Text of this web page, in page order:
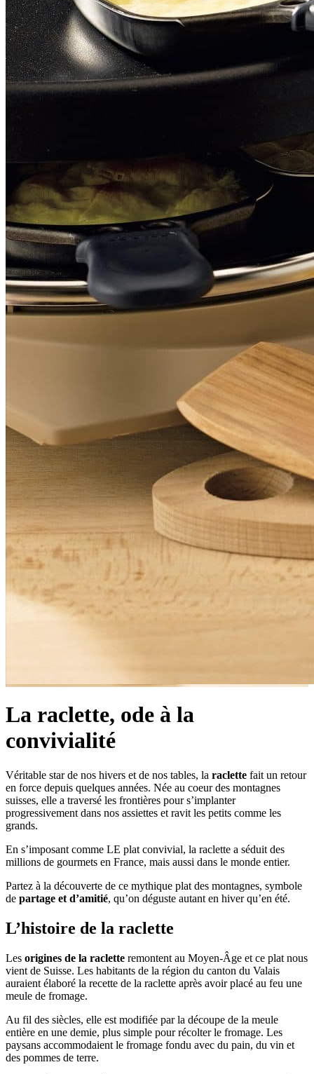
La raclette, ode à la
convivialité
Véritable star de nos hivers et de nos tables, la raclette fait un retour
en force depuis quelques années. Née au coeur des montagnes
suisses, elle a traversé les frontières pour s’implanter
progressivement dans nos assiettes et ravit les petits comme les
grands.
En s’imposant comme LE plat convivial, la raclette a séduit des
millions de gourmets en France, mais aussi dans le monde entier.
Partez à la découverte de ce mythique plat des montagnes, symbole
de partage et d’amitié, qu’on déguste autant en hiver qu’en été.
L’histoire de la raclette
Les origines de la raclette remontent au Moyen-Âge et ce plat nous
vient de Suisse. Les habitants de la région du canton du Valais
auraient élaboré la recette de la raclette après avoir placé au feu une
meule de fromage.
Au fil des siècles, elle est modifiée par la découpe de la meule
entière en une demie, plus simple pour récolter le fromage. Les
paysans accommodaient le fromage fondu avec du pain, du vin et
des pommes de terre.